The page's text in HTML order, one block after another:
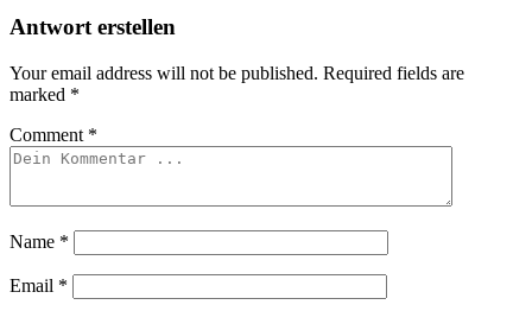
Antwort erstellen
Your email address will not be published. Required fields are
marked *
Comment *
Name *
Email *